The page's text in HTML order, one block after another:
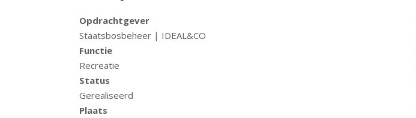
Opdrachtgever
Staatsbosbeheer | IDEAL&CO
Functie
Recreatie
Status
Gerealiseerd
Plaats